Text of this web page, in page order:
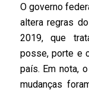
O governo
altera regras
2019, que
posse, porte e
país. Em nota,
mudanças